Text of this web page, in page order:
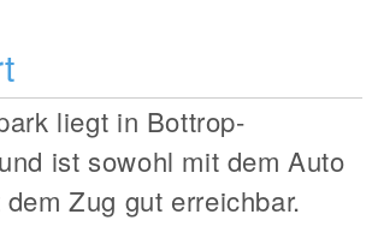
liegt in Bottrop-
ist sowohl mit dem Auto
Zug gut erreichbar.